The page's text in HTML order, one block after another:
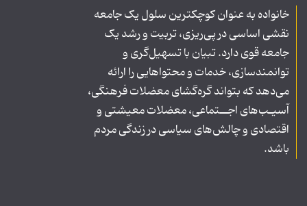
خانواده به عنوان کوچکترین سلول یک جامعه
نقشی اساسی در پی‌ریزی، تربیت و رشد یک
جامعه قوی دارد. تبیان با تسهیل‌گری و
توانمندسازی، خدمات و محتواهایی را ارائه
می‌دهد که بتواند گره‌گشای معضلات فرهنگی،
آسیـب‌های اجــتماعی، معضلات معیشتی و
اقتصادی و چالش‌های سیاسی در زندگی مردم
باشد.